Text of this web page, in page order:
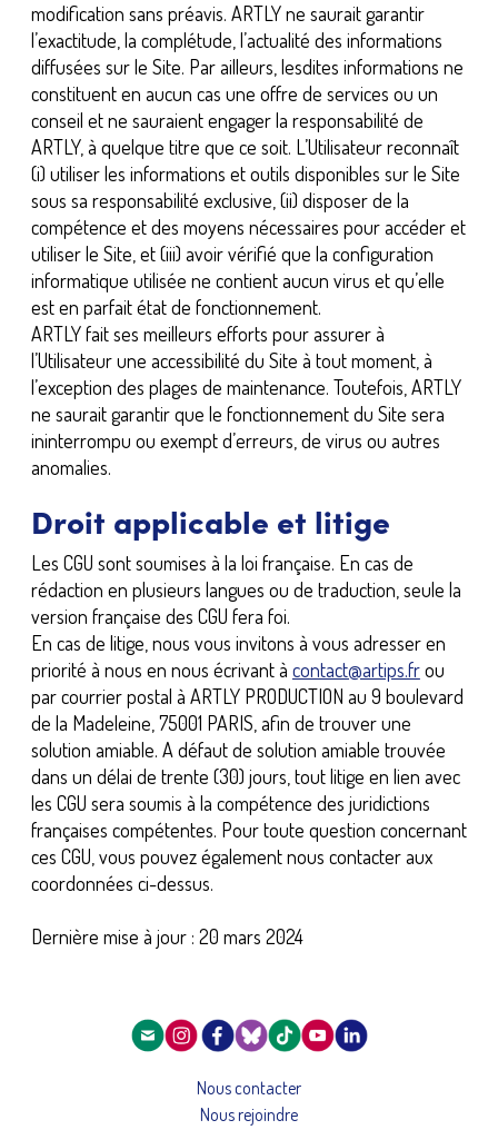
modification sans préavis. ARTLY ne saurait garantir
l’exactitude, la complétude, l’actualité des informations
diffusées sur le Site. Par ailleurs, lesdites informations ne
constituent en aucun cas une offre de services ou un
conseil et ne sauraient engager la responsabilité de
ARTLY, à quelque titre que ce soit. L’Utilisateur reconnaît
(i) utiliser les informations et outils disponibles sur le Site
sous sa responsabilité exclusive, (ii) disposer de la
compétence et des moyens nécessaires pour accéder et
utiliser le Site, et (iii) avoir vérifié que la configuration
informatique utilisée ne contient aucun virus et qu’elle
est en parfait état de fonctionnement.
ARTLY fait ses meilleurs efforts pour assurer à
l’Utilisateur une accessibilité du Site à tout moment, à
l’exception des plages de maintenance. Toutefois, ARTLY
ne saurait garantir que le fonctionnement du Site sera
ininterrompu ou exempt d’erreurs, de virus ou autres
anomalies.
Droit applicable et litige
Les CGU sont soumises à la loi française. En cas de
rédaction en plusieurs langues ou de traduction, seule la
version française des CGU fera foi.
En cas de litige, nous vous invitons à vous adresser en
priorité à nous en nous écrivant à contact@artips.frou
par courrier postal à ARTLY PRODUCTION au 9 boulevard
de la Madeleine, 75001 PARIS, afin de trouver une
solution amiable. A défaut de solution amiable trouvée
dans un délai de trente (30) jours, tout litige en lien avec
les CGU sera soumis à la compétence des juridictions
françaises compétentes. Pour toute question concernant
ces CGU, vous pouvez également nous contacter aux
coordonnées ci-dessus.
Dernière mise à jour : 20 mars 2024
Nous contacter
Nous rejoindre